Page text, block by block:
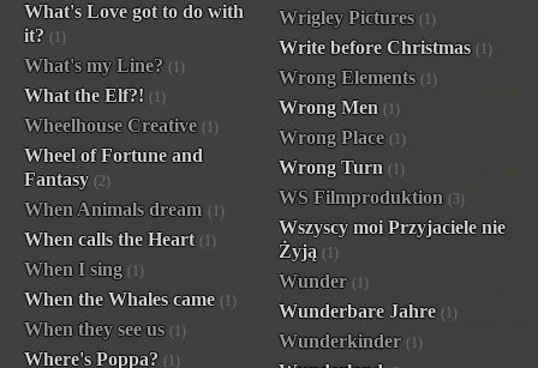
What's Love got to do with
it? (1)
What's my Line? (1)
What the Elf?! (1)
Wheelhouse Creative (1)
Wheel of Fortune and
Fantasy (2)
When Animals dream (1)
When calls the Heart (1)
When I sing (1)
When the Whales came (1)
When they see us (1)
Where's Poppa? (1)
Wrigley Pictures (1)
Write before Christmas (1)
Wrong Elements (1)
Wrong Men (1)
Wrong Place (1)
Wrong Turn (1)
WS Filmproduktion (3)
Wszyscy moi Przyjaciele nie
Żyją (1)
Wunder (1)
Wunderbare Jahre (1)
Wunderkinder (1)